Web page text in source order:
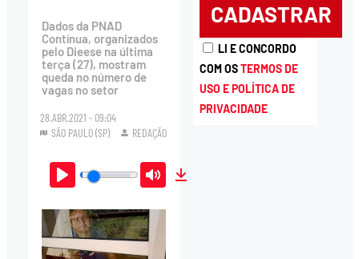
Dados da PNAD
Contínua, organizados
pelo Dieese na última
terça (27), mostram
queda no número de
vagas no setor
28.ABR.2021 - 09:04
SÃO PAULO (SP)
REDAÇÃO
Play Mute
LI E CONCORDO
COM OSTERMOS DE
USO E POLÍTICA DE
PRIVACIDADE